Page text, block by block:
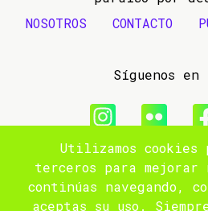
NOSOTROS
CONTACTO
Síguenos en
© 2009- 2026 Que Femos
Aviso legal
Utilizamos cookies
terceros para mejorar
continúas navegando,
aceptas su uso.